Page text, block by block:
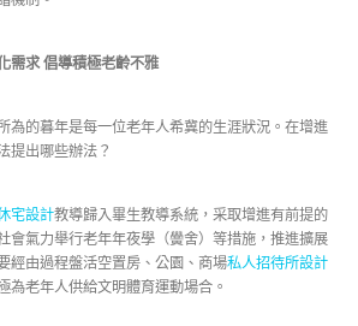
需求 倡導積極老齡不雅
為的暮年是每一位老年人希冀的生涯狀況。在增進
提出哪些辦法？
宅設計教導歸入畢生教導系統，采取增進有前提的
會氣力舉行老年年夜學（黌舍）等措施，推進擴展
經由過程盤活空置房、公園、商場私人招待所設計
為老年人供給文明體育運動場合。